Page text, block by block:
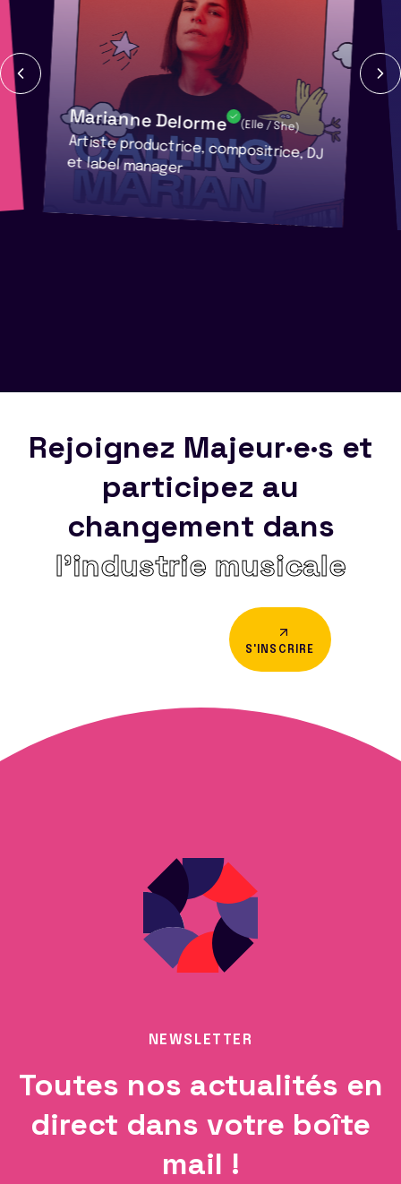
Marianne Delorme (Elle / She)
Artiste productrice, compositrice, DJ
et label manager
Rejoignez Majeur·e·s et
participez au
changement dans
l’industrie musicale
S'INSCRIRE
NEWSLETTER
Toutes nos actualités en
direct dans votre boîte
mail !